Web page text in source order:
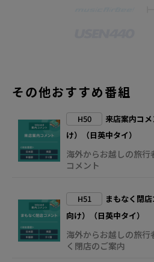
その他おすすめ番組
H50
来店案内コ
け）（日英中タイ）
海外からお越しの旅
コメント
H51
まもなく閉
向け）（日英中タイ）
海外からお越しの旅
く閉店のご案内